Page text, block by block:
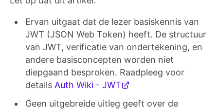
Ervan uitgaat dat de lezer basiskennis van
JWT (JSON Web Token) heeft. De structuur
van JWT, verificatie van ondertekening, en
andere basisconcepten worden niet
diepgaand besproken. Raadpleeg voor
details Auth Wiki - JWT
Geen uitgebreide uitleg geeft over de